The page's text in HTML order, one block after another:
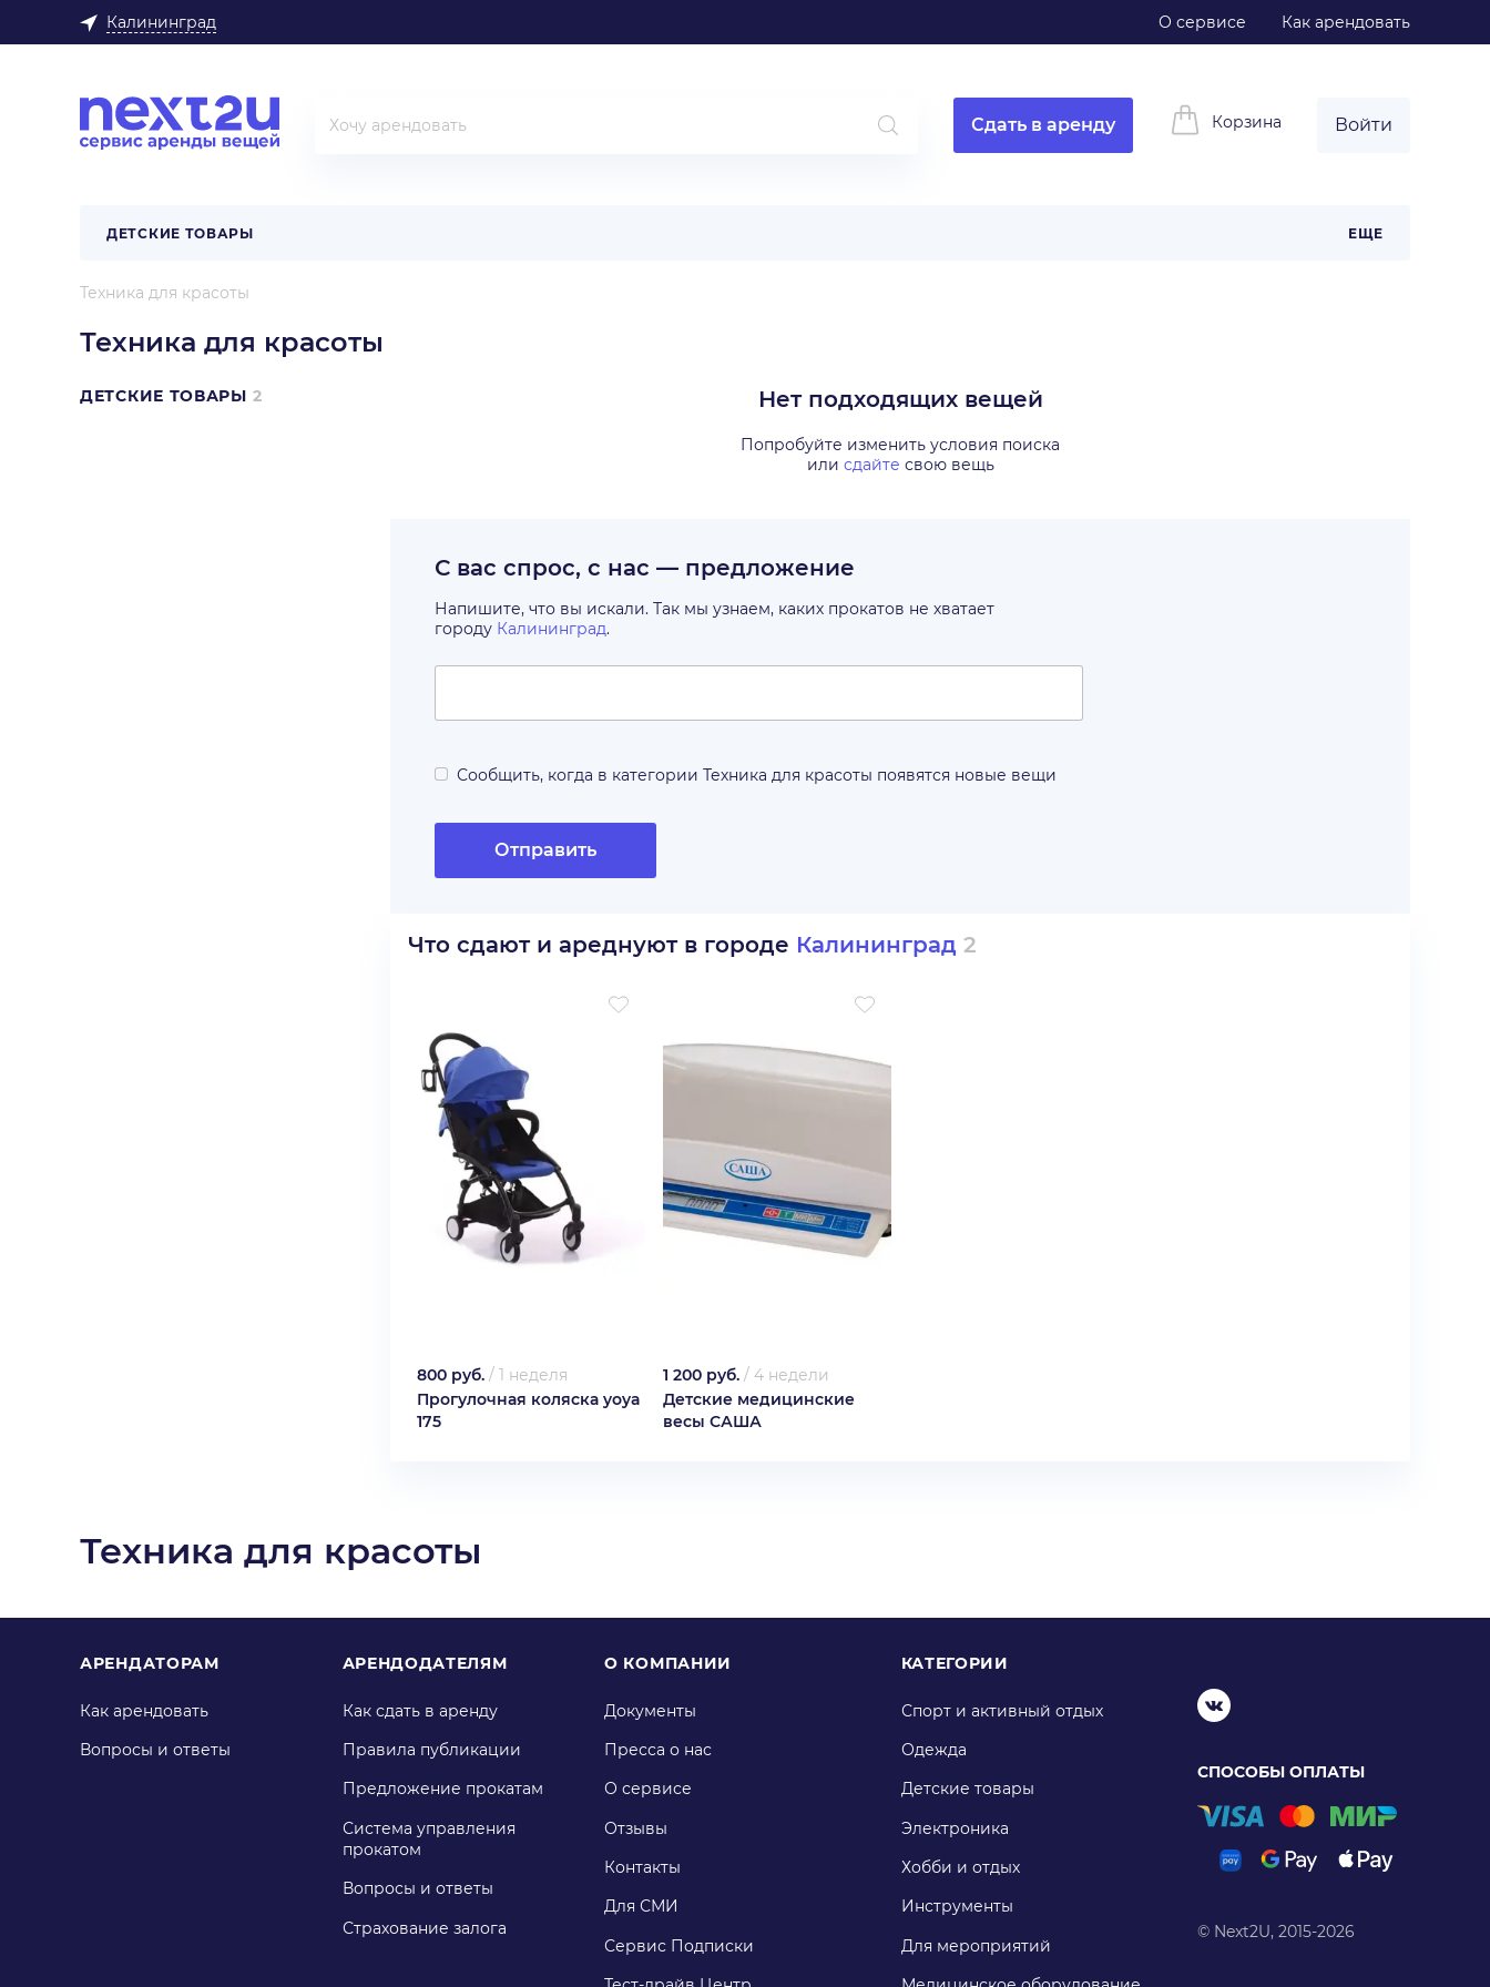
Калининград О сервисе Как арендовать
Сдать в аренду Корзина Войти
ДЕТСКИЕ ТОВАРЫ ЕЩЕ
Техника для красоты
Техника для красоты
ДЕТСКИЕ ТОВАРЫ 2 Нет подходящих вещей
Попробуйте изменить условия поиска
или сдайте свою вещь
С вас спрос, с нас — предложение
Напишите, что вы искали. Так мы узнаем, каких прокатов не хватает
городу Калининград.
Сообщить, когда в категории Техника для красоты появятся новые вещи
Отправить
Что сдают и ареднуют в городе Калининград 2
800 руб. / 1 неделя
Прогулочная коляска yoya
175
1 200 руб. / 4 недели
Детские медицинские
весы САША
Техника для красоты
АРЕНДАТОРАМ
Как арендовать
Вопросы и ответы
АРЕНДОДАТЕЛЯМ
Как сдать в аренду
Правила публикации
Предложение прокатам
Система управления
прокатом
Вопросы и ответы
Страхование залога
О КОМПАНИИ
Документы
Пресса о нас
О сервисе
Отзывы
Контакты
Для СМИ
Сервис Подписки
КАТЕГОРИИ
Спорт и активный отдых
Одежда
Детские товары
Электроника
Хобби и отдых
Инструменты
Для мероприятий
СПОСОБЫ ОПЛАТЫ
© Next2U, 2015-2026